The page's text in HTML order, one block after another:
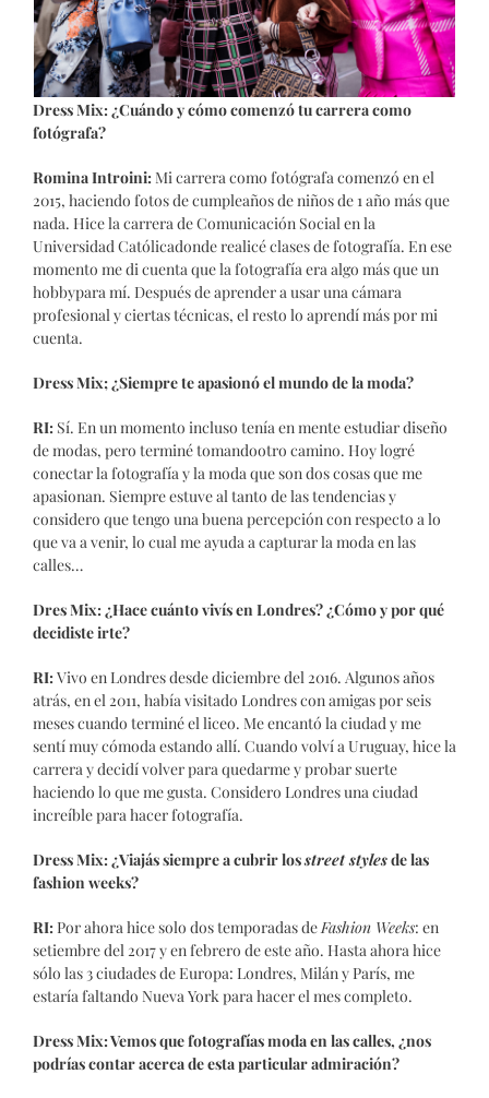
Dress Mix: ¿Cuándo y cómo comenzó tu carrera como
fotógrafa?
Romina Introini:Mi carrera como fotógrafa comenzó en el
2015, haciendo fotos de cumpleaños de niños de 1 año más que
nada. Hice la carrera de Comunicación Social en la
Universidad Católicadonde realicé clases de fotografía. En ese
momento me di cuenta que la fotografía era algo más que un
hobbypara mí. Después de aprender a usar una cámara
profesional y ciertas técnicas, el resto lo aprendí más por mi
cuenta.
Dress Mix; ¿Siempre te apasionó el mundo de la moda?
RI: Sí. En un momento incluso tenía en mente estudiar diseño
de modas, pero terminé tomandootro camino. Hoy logré
conectar la fotografía y la moda que son dos cosas que me
apasionan. Siempre estuve al tanto de las tendencias y
considero que tengo una buena percepción con respecto a lo
que va a venir, lo cual me ayuda a capturar la moda en las
calles…
Dres Mix: ¿Hace cuánto vivís en Londres? ¿Cómo y por qué
decidiste irte?
RI:Vivo en Londres desde diciembre del 2016. Algunos años
atrás, en el 2011, había visitado Londres con amigas por seis
meses cuando terminé el liceo. Me encantó la ciudad y me
sentí muy cómoda estando allí. Cuando volví a Uruguay, hice la
carrera y decidí volver para quedarme y probar suerte
haciendo lo que me gusta. Considero Londres una ciudad
increíble para hacer fotografía.
Dress Mix: ¿Viajás siempre a cubrir losstreet stylesde las
fashion weeks?
RI:Por ahora hice solo dos temporadas deFashion Weeks: en
setiembre del 2017 y en febrero de este año. Hasta ahora hice
sólo las 3 ciudades de Europa: Londres, Milán y París, me
estaría faltando Nueva York para hacer el mes completo.
Dress Mix: Vemos que fotografías moda en las calles, ¿nos
podrías contar acerca de esta particular admiración?